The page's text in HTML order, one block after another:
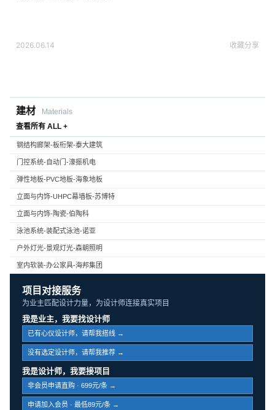
2026.06.14 收藏分享
建材
Materials
查看所有 ALL +
钢结构廊架-板桁架-泰大建筑
门控系统-自动门-濠振机电
弹性地板-PVC地板-海象地板
立面与内饰-UHPC幕墙板-苏博特
立面与内饰-陶瓷-伯陶科
泳池系统-装配式泳池-诺亚
户外灯光-景观灯光-森朝照明
室内软装-办公家具-海邦集团
项目对接服务
为业主匹配设计力量，为设计师连接真实项目
我是业主，我要找设计师
已有心仪设计师，请帮我搭线 →
没有选定设计师，请帮我推荐 →
我是设计师，我要接项目
非会员申请直购 · 699元/条 →
申请加入会员 · 最低89元/条 →